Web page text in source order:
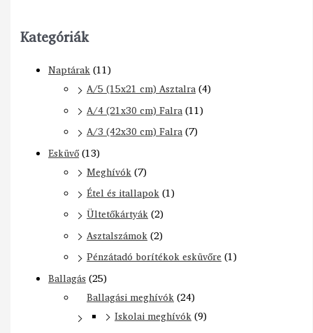
Kategóriák
Naptárak(11)
A/5 (15x21 cm) Asztalra(4)
A/4 (21x30 cm) Falra(11)
A/3 (42x30 cm) Falra(7)
Esküvő(13)
Meghívók(7)
Étel és itallapok(1)
Ültetőkártyák(2)
Asztalszámok(2)
Pénzátadó borítékok esküvőre (1)
Ballagás (25)
Ballagási meghívók(24)
Iskolai meghívók(9)